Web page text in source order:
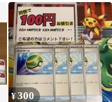
UR sv1s 107/078
¥300